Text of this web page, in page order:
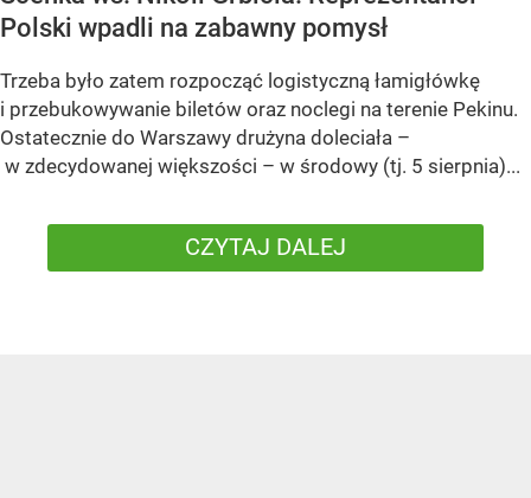
Polski wpadli na zabawny pomysł
Trzeba było zatem rozpocząć logistyczną łamigłówkę
i przebukowywanie biletów oraz noclegi na terenie Pekinu.
Ostatecznie do Warszawy drużyna doleciała –
w zdecydowanej większości – w środowy (tj. 5 sierpnia)...
CZYTAJ DALEJ